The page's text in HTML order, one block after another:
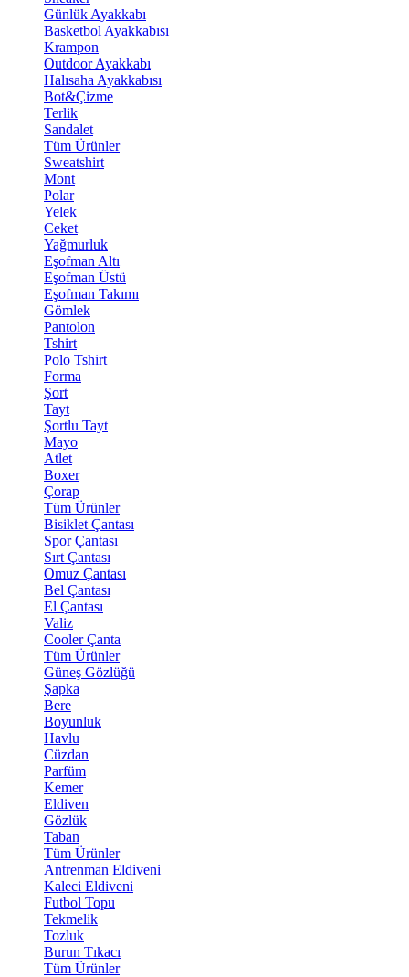
Günlük Ayakkabı
Basketbol Ayakkabısı
Krampon
Outdoor Ayakkabı
Halısaha Ayakkabısı
Bot&Çizme
Terlik
Sandalet
Tüm Ürünler
Sweatshirt
Mont
Polar
Yelek
Ceket
Yağmurluk
Eşofman Altı
Eşofman Üstü
Eşofman Takımı
Gömlek
Pantolon
Tshirt
Polo Tshirt
Forma
Şort
Tayt
Şortlu Tayt
Mayo
Atlet
Boxer
Çorap
Tüm Ürünler
Bisiklet Çantası
Spor Çantası
Sırt Çantası
Omuz Çantası
Bel Çantası
El Çantası
Valiz
Cooler Çanta
Tüm Ürünler
Güneş Gözlüğü
Şapka
Bere
Boyunluk
Havlu
Cüzdan
Parfüm
Kemer
Eldiven
Gözlük
Taban
Tüm Ürünler
Antrenman Eldiveni
Kaleci Eldiveni
Futbol Topu
Tekmelik
Tozluk
Burun Tıkacı
Tüm Ürünler